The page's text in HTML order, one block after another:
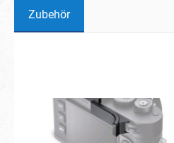
Zubehör